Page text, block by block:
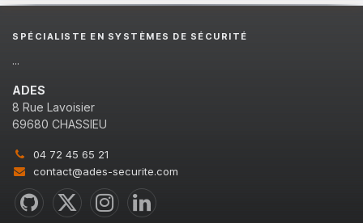
SPÉCIALISTE EN SYSTÈMES DE SÉCURITÉ
...
ADES
8 Rue Lavoisier
69680 CHASSIEU
04 72 45 65 21
contact@ades-securite.com